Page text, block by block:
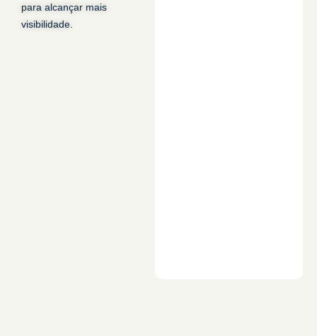
para alcançar mais
visibilidade.